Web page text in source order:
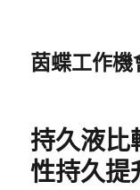
茵蝶工作機
持久液比
性持久提